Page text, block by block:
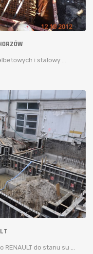
i stalowy ...
do stanu su ...